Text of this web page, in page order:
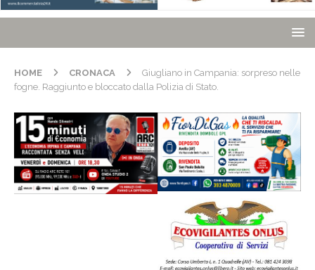
HOME CRONACA
Giugliano in Campania: sorpreso nelle
fogne. Raggiunto e bloccato dalla Polizia di Stato.